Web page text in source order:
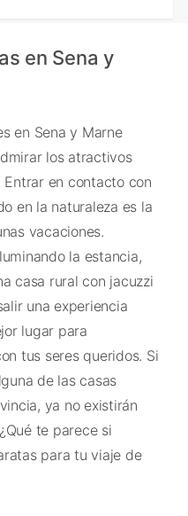
en Sena y
en Sena y Marne
los atractivos
Entrar en contacto con
en la naturaleza es la
vacaciones.
la estancia,
casa rural con jacuzzi
una experiencia
lugar para
tus seres queridos. Si
de las casas
ya no existirán
te parece si
para tu viaje de